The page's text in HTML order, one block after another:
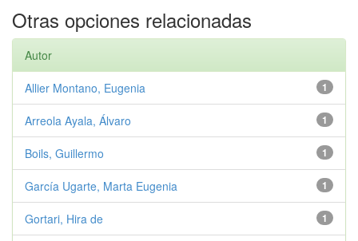
Otras opciones relacionadas
Autor
1
Allier Montano, Eugenia
1
Arreola Ayala, Álvaro
1
Boils, Guillermo
1
García Ugarte, Marta Eugenia
1
Gortari, Hira de